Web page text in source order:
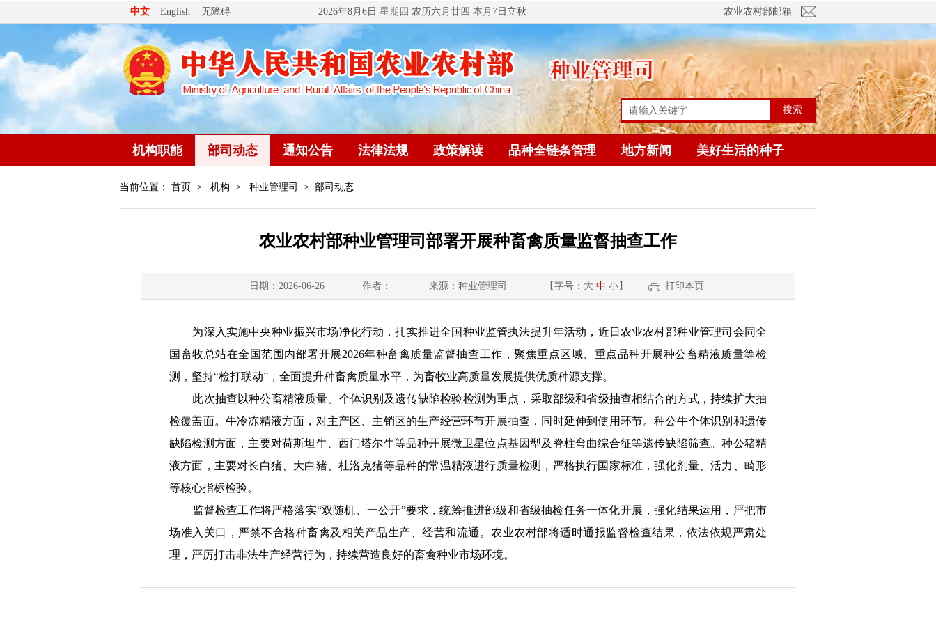
中文 English 无障碍 2026年8月6日 星期四 农历六月廿四 本月7日立秋 农业农村部邮箱
搜索
机构职能 部司动态 通知公告 法律法规 政策解读 品种全链条管理 地方新闻 美好生活的种子
当前位置： 首页 > 机构 > 种业管理司 > 部司动态
农业农村部种业管理司部署开展种畜禽质量监督抽查工作
日期：2026-06-26 作者： 来源：种业管理司 【字号： 大 中 小】 打印本页
为深入实施中央种业振兴市场净化行动，扎实推进全国种业监管执法提升年活动，近日农业农村部种业管理司会同全
国畜牧总站在全国范围内部署开展2026年种畜禽质量监督抽查工作，聚焦重点区域、重点品种开展种公畜精液质量等检
测， 坚持“检打联动” ， 全面提升种畜禽质量水平，为畜牧业高质量发展提供优质种源支撑。
此次抽查以种公畜精液质量、个体识别及遗传缺陷检验检测为重点，采取部级和省级抽查相结合的方式，持续扩大抽
检覆盖面。牛冷冻精液方面，对主产区、主销区的生产经营环节开展抽查，同时延伸到使用环节。种公牛个体识别和遗传
缺陷检测方面，主要对荷斯坦牛、西门塔尔牛等品种开展微卫星位点基因型及脊柱弯曲综合征等遗传缺陷筛查。种公猪精
液方面，主要对长白猪、大白猪、杜洛克猪等品种的常温精液进行质量检测，严格执行国家标准，强化剂量、活力
、畸形
等核心指标检验。
监督检查工作将严格落实“双随机、一公开”要求，统筹推进部级和省级抽检任务一体化开展，强化结果运用，严把市
场准入关口，严禁不合格种畜禽及相关产品生产、经营和流通。农业农村部将适时通报监督检查结果，依法依规严肃处
理，严厉打击非法生产经营行为，持续营造良好的畜禽种业市场环境。